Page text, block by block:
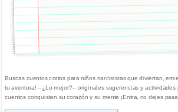
Buscas cuentos cortos para niños narcisistas que diviertan,
tu aventura! --¿Lo mejor?-- originales sugerencias y actividades
cuentos conquisten su corazón y su mente ¡Entra, no dejes